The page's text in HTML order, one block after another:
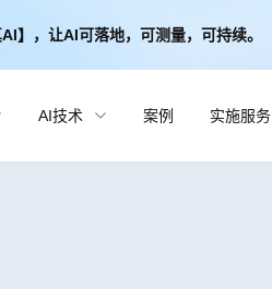
】，让AI可落地，可测量，可持续。
AI技术 案例 实施服务